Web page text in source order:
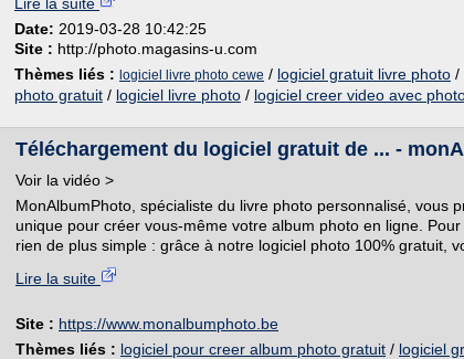
Date: 2019-03-28 10:42:25
Site : http://photo.magasins-u.com
Thèmes liés : logiciel livre photo cewe / logiciel gratuit livre photo /
photo gratuit / logiciel livre photo / logiciel creer video avec
Téléchargement du logiciel gratuit de ... -
Voir la vidéo >
MonAlbumPhoto, spécialiste du livre photo personnalisé, vous
unique pour créer vous-même votre album photo en ligne.
rien de plus simple : grâce à notre logiciel photo 100% gratuit,
Lire la suite
Site : https://www.monalbumphoto.be
Thèmes liés : logiciel pour creer album photo gratuit / logiciel